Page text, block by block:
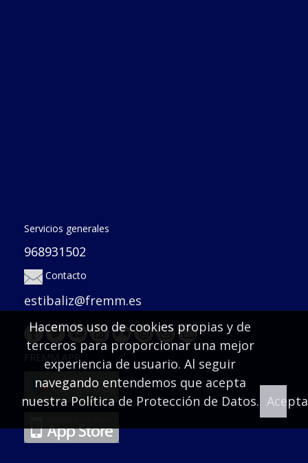
Servicios generales
968931502
Contacto
estibaliz@fremm.es
FREMM APP
Hacemos uso de cookies propias y de
terceros para proporcionar una mejor
experiencia de usuario. Al seguir
navegando entendemos que acepta
nuestra Política de Protección de Datos.